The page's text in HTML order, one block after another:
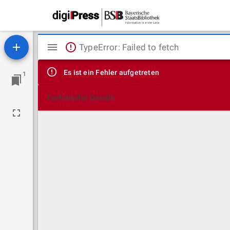
1
Mirador
Viewer
TypeError: Failed to fetch
Es ist ein Fehler aufgetreten
Technische Details